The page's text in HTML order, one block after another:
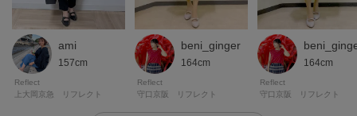
ami
157cm
Reflect
上大岡京急 リフレクト
beni_ginger
164cm
Reflect
守口京阪 リフレクト
164cm
Reflect
守口京阪 リフレクト